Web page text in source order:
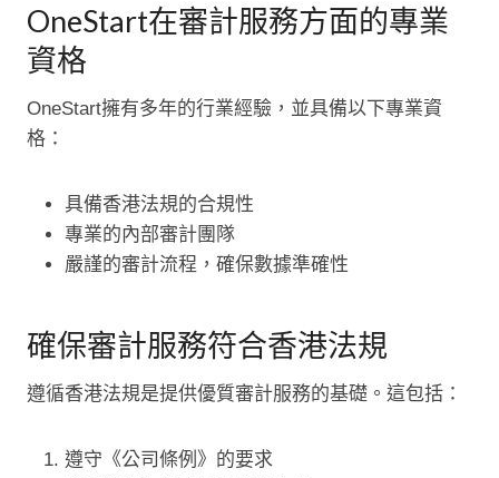
OneStart在審計服務方面的專業
資格
OneStart擁有多年的行業經驗，並具備以下專業資
格：
具備香港法規的合規性
專業的內部審計團隊
嚴謹的審計流程，確保數據準確性
確保審計服務符合香港法規
遵循香港法規是提供優質審計服務的基礎。這包括：
遵守《公司條例》的要求